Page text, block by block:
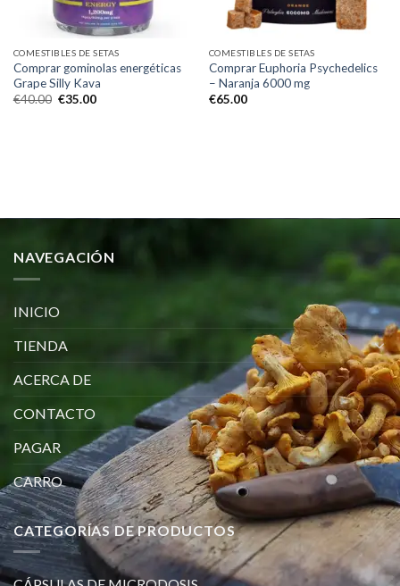
COMESTIBLES DE SETAS
Comprar gominolas energéticas
Grape Silly Kava
€40.00 El
€35.00El
COMESTIBLES DE SETAS
Comprar Euphoria Psychedelics
– Naranja 6000 mg
€65.00
NAVEGACIÓN
INICIO
TIENDA
ACERCA DE
CONTACTO
PAGAR
CARRO
CATEGORÍAS DE PRODUCTOS